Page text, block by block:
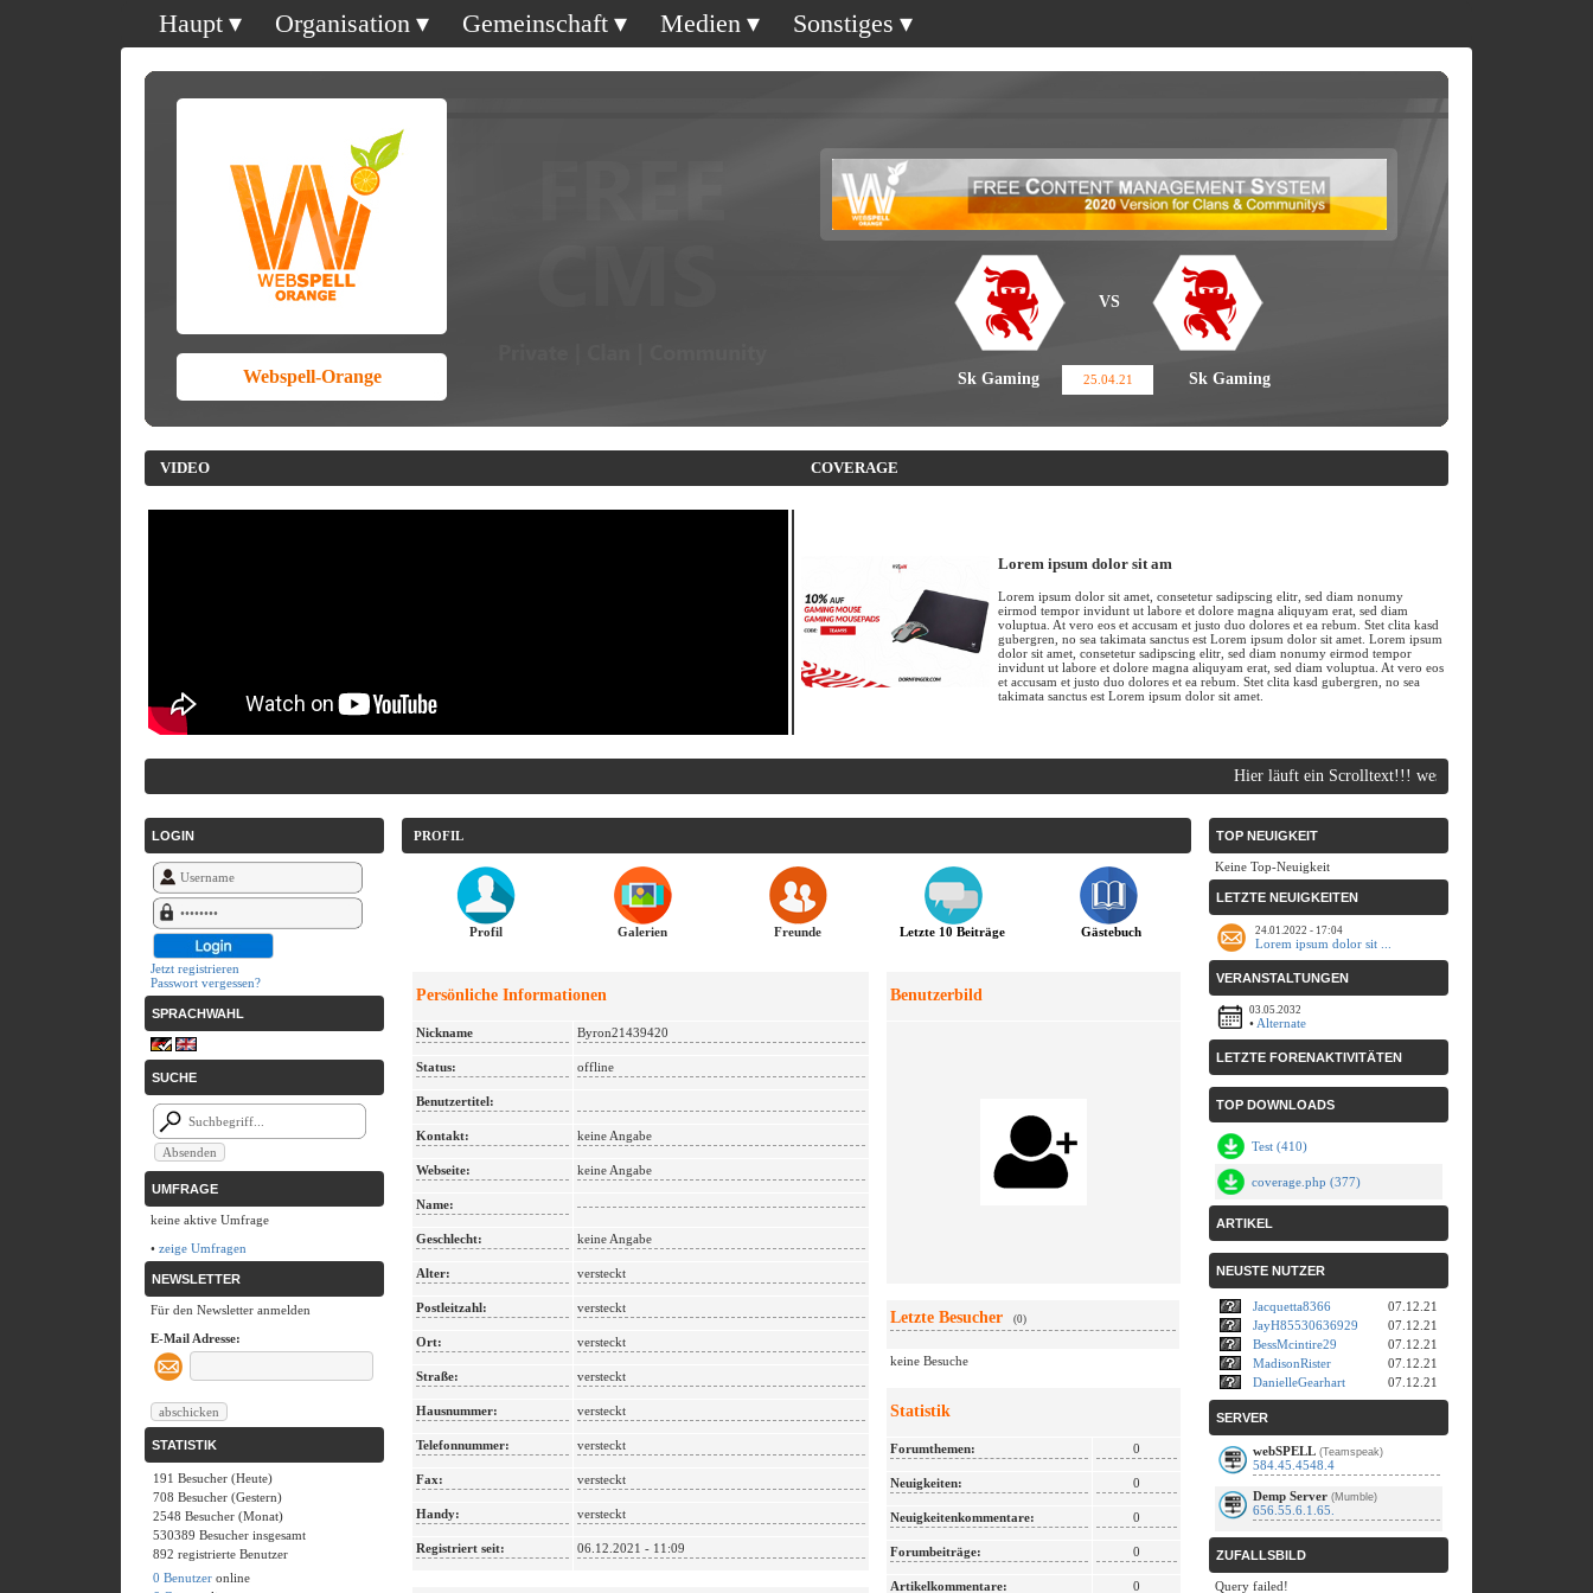
Haupt Organisation Gemeinschaft Medien Sonstiges
Webspell-Orange
VS
Sk Gaming 25.04.21 Sk Gaming
VIDEO COVERAGE
Lorem ipsum dolor sit am
Lorem ipsum dolor sit amet, consetetur sadipscing elitr, sed diam nonumy
eirmod tempor invidunt ut labore et dolore magna aliquyam erat, sed diam
voluptua. At vero eos et accusam et justo duo dolores et ea rebum. Stet clita kasd
gubergren, no sea takimata sanctus est Lorem ipsum dolor sit amet. Lorem ipsum
dolor sit amet, consetetur sadipscing elitr, sed diam nonumy eirmod tempor
invidunt ut labore et dolore magna aliquyam erat, sed diam voluptua. At vero eos
et accusam et justo duo dolores et ea rebum. Stet clita kasd gubergren, no sea
takimata sanctus est Lorem ipsum dolor sit amet.
Hier läuft ein Scrolltext!!! wesbpell-orange.de | Free
LOGIN
Jetzt registrieren
Passwort vergessen?
SPRACHWAHL
SUCHE
UMFRAGE
keine aktive Umfrage
• zeige Umfragen
NEWSLETTER
Für den Newsletter anmelden
E-Mail Adresse:
STATISTIK
191 Besucher (Heute)
708 Besucher (Gestern)
2548 Besucher (Monat)
530389 Besucher insgesamt
892 registrierte Benutzer
0 Benutzer online
PROFIL
Profil Galerien Freunde Letzte 10 Beiträge Gästebuch
Persönliche Informationen
Nickname Byron21439420
Status: offline
Benutzertitel:
Kontakt: keine Angabe
Webseite: keine Angabe
Name:
Geschlecht: keine Angabe
Alter: versteckt
Postleitzahl: versteckt
Ort: versteckt
Straße: versteckt
Hausnummer: versteckt
Telefonnummer: versteckt
Fax: versteckt
Handy: versteckt
Registriert seit: 06.12.2021 - 11:09
Benutzerbild
Letzte Besucher (0)
keine Besuche
Statistik
Forumthemen: 0
Neuigkeiten: 0
Neuigkeitenkommentare: 0
Forumbeiträge: 0
Artikelkommentare: 0
TOP NEUIGKEIT
Keine Top-Neuigkeit
LETZTE NEUIGKEITEN
24.01.2022 - 17:04
Lorem ipsum dolor sit ...
VERANSTALTUNGEN
03.05.2032
• Alternate
LETZTE FORENAKTIVITÄTEN
TOP DOWNLOADS
Test (410)
coverage.php (377)
ARTIKEL
NEUSTE NUTZER
Jacquetta8366
07.12.21
JayH85530636929
07.12.21
BessMcintire29
07.12.21
MadisonRister
07.12.21
DanielleGearhart
07.12.21
SERVER
webSPELL (Teamspeak)
584.45.4548.4
Demp Server (Mumble)
656.55.6.1.65.
ZUFALLSBILD
Query failed!